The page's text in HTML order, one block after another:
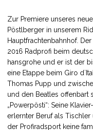
Zur Premiere unseres
Pöstlberger in unserem
Hauptfrachtenbahnhof.
2016 Radprofi beim
hansgrohe und er ist der
eine Etappe beim Giro
Thomas Pupp und
und den Beatles offenbart
„Powerpösti“: Seine
erlernter Beruf als Tischler
der Profiradsport keine